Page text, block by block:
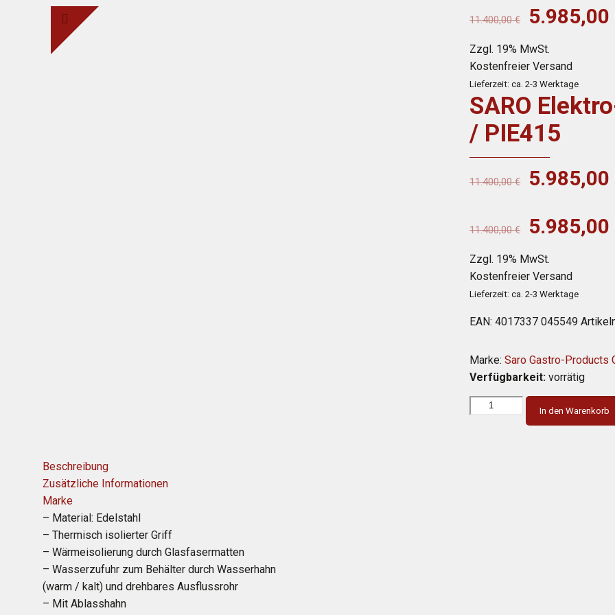
11.400,00€
war:
11.400,00
5.985,00
Zzgl. 19% MwSt.
Kostenfreier Versand
Lieferzeit: ca. 2-3 Werktage
SARO
/ PIE415
11.400,00€
war:
5.985,00
11.400,00€
war:
11.400,00
5.985,00
Zzgl. 19% MwSt.
Kostenfreier Versand
Lieferzeit: ca. 2-3 Werktage
EAN:4017337 045549
Marke: Saro Gastro-Products
Verfügbarkeit: vorrätig
In den Warenkorb
Beschreibung
Zusätzliche Informationen
Marke
– Material: Edelstahl
– Thermisch isolierter Griff
– Wärmeisolierung durch Glasfasermatten
– Wasserzufuhr zum Behälter durch Wasserhahn
(warm / kalt) und drehbares Ausflussrohr
– Mit Ablasshahn